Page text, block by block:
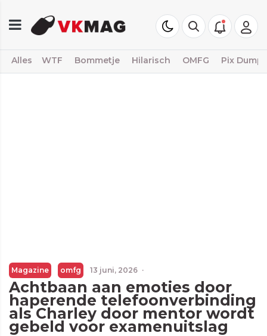
Alles WTF Bommetje Hilarisch OMFG Pix Dump
Magazine omfg 13 juni, 2026 ·
Achtbaan aan emoties door
haperende telefoonverbinding
als Charley door mentor wordt
gebeld voor examenuitslag